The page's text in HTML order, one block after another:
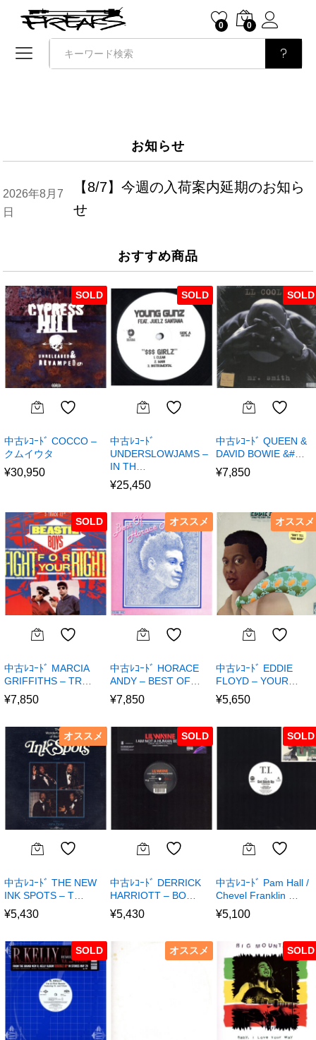
0 0
お知らせ
【8/7】今週の入荷案内延期のお知ら
せ
2026年8月7
日
おすすめ商品
SOLD
中古ﾚｺｰﾄﾞ COCCO –
クムイウタ
¥30,950
SOLD
中古ﾚｺｰﾄﾞ
UNDERSLOWJAMS –
IN TH…
¥25,450
SOLD
中古ﾚｺｰﾄﾞ QUEEN &
DAVID BOWIE &#…
¥7,850
SOLD
中古ﾚｺｰﾄﾞ MARCIA
GRIFFITHS – TR…
¥7,850
オススメ
中古ﾚｺｰﾄﾞ HORACE
ANDY – BEST OF…
¥7,850
オススメ
中古ﾚｺｰﾄﾞ EDDIE
FLOYD – YOUR…
¥5,650
オススメ
中古ﾚｺｰﾄﾞ THE NEW
INK SPOTS – T…
¥5,430
SOLD
中古ﾚｺｰﾄﾞ DERRICK
HARRIOTT – BO…
¥5,430
SOLD
中古ﾚｺｰﾄﾞ Pam Hall /
Chevel Franklin …
¥5,100
SOLD オススメ SOLD